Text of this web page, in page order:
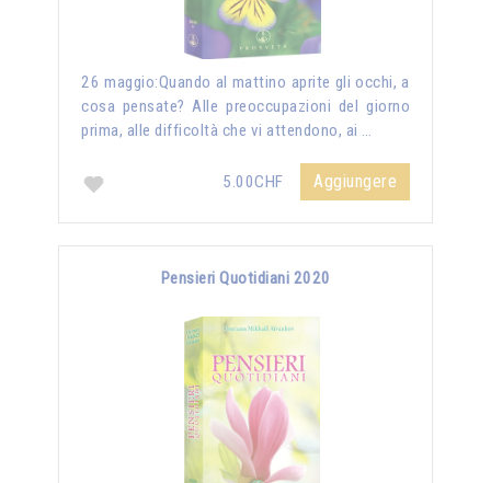
26 maggio:Quando al mattino aprite gli occhi, a
cosa pensate? Alle preoccupazioni del giorno
prima, alle difficoltà che vi attendono, ai …
5.00CHF Aggiungere
Pensieri Quotidiani 2020